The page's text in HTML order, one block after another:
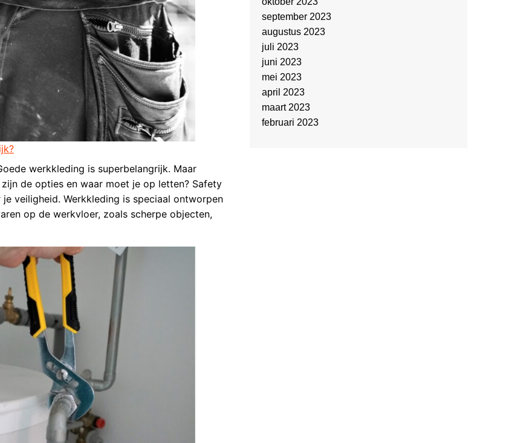
werkkleding is superbelangrijk. Maar
de opties en waar moet je op letten? Safety
veiligheid. Werkkleding is speciaal ontworpen
op de werkvloer, zoals scherpe objecten,
september 2023
augustus 2023
juli 2023
juni 2023
mei 2023
april 2023
maart 2023
februari 2023